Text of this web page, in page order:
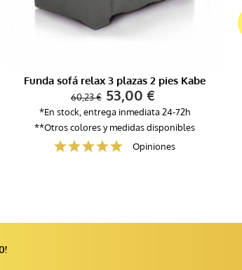
Funda sofá relax 3 plazas 2 pies Kabe
60,23 € 53,00 €
*En stock, entrega inmediata 24-72h
**Otros colores y medidas disponibles
Opiniones